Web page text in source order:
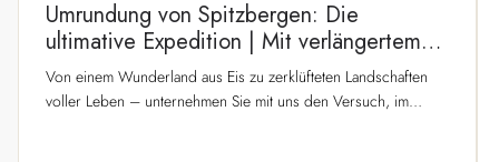
Umrundung von Spitzbergen: Die
ultimative Expedition | Mit verlängertem
Aufenthalt in Longyearbyen
Von einem Wunderland aus Eis zu zerklüfteten Landschaften
voller Leben – unternehmen Sie mit uns den Versuch, im